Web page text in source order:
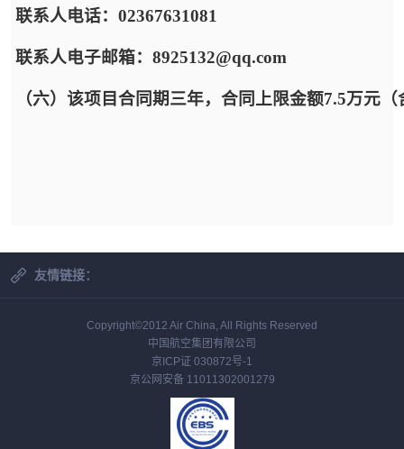
联系人电话：02367631081
联系人电子邮箱：8925132@qq.com
（六）该项目合同期三年，合同上限金额7.5万元（
友情链接：
Copyright©2012 Air China, All Rights Reserved
中国航空集团有限公司
京ICP证 030872号-1
京公网安备 11011302001279